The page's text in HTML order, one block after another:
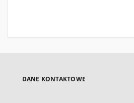
DANE KONTAKTOWE